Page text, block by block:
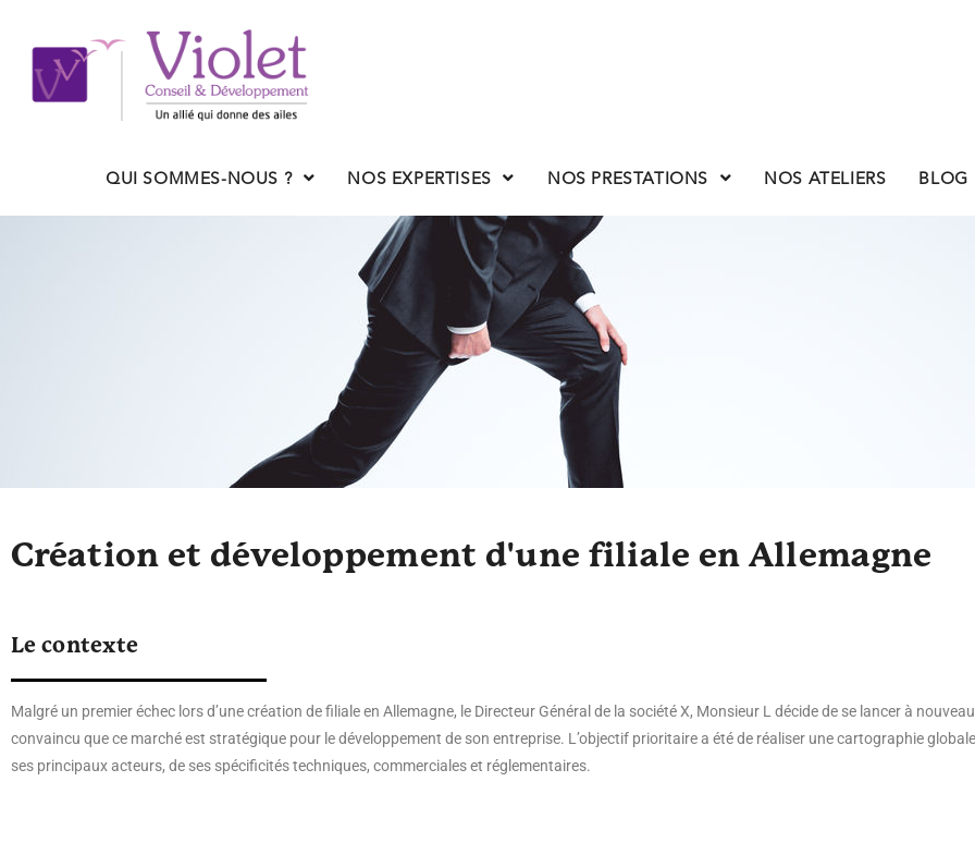
QUI SOMMES-NOUS ? NOS EXPERTISES NOS PRESTATIONS NOS ATELIERS BLOG
Création et développement d'une filiale en Allemagne
Le contexte
Malgré un premier échec lors d’une création de filiale en Allemagne, le Directeur Général de la société X, Monsieur L décide de se lancer à
convaincu que ce marché est stratégique pour le développement de son entreprise. L’objectif prioritaire a été de réaliser une cartographie
ses principaux acteurs, de ses spécificités techniques, commerciales et réglementaires.